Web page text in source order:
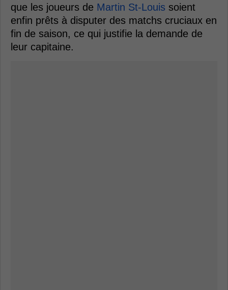
que les joueurs de Martin St-Louis soient
enfin prêts à disputer des matchs cruciaux en
fin de saison, ce qui justifie la demande de
leur capitaine.